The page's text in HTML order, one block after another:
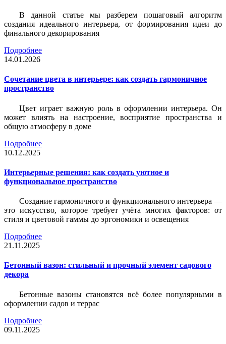
В данной статье мы разберем пошаговый алгоритм
создания идеального интерьера, от формирования идеи до
финального декорирования
Подробнее
14.01.2026
Сочетание цвета в интерьере: как создать гармоничное
пространство
Цвет играет важную роль в оформлении интерьера. Он
может влиять на настроение, восприятие пространства и
общую атмосферу в доме
Подробнее
10.12.2025
Интерьерные решения: как создать уютное и
функциональное пространство
Создание гармоничного и функционального интерьера —
это искусство, которое требует учёта многих факторов: от
стиля и цветовой гаммы до эргономики и освещения
Подробнее
21.11.2025
Бетонный вазон: стильный и прочный элемент садового
декора
Бетонные вазоны становятся всё более популярными в
оформлении садов и террас
Подробнее
09.11.2025